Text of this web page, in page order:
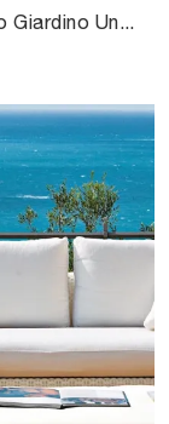
Arreda lo spazio esterno con l'Arredo Giardino Unopiu! Set e sdraio in tessuto, come il modello Aurora Sdraio, ti aspettano!